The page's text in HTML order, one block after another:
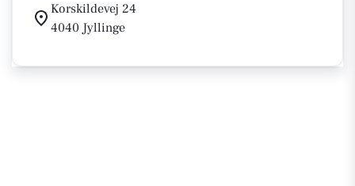
Korskildevej 24
4040 Jyllinge